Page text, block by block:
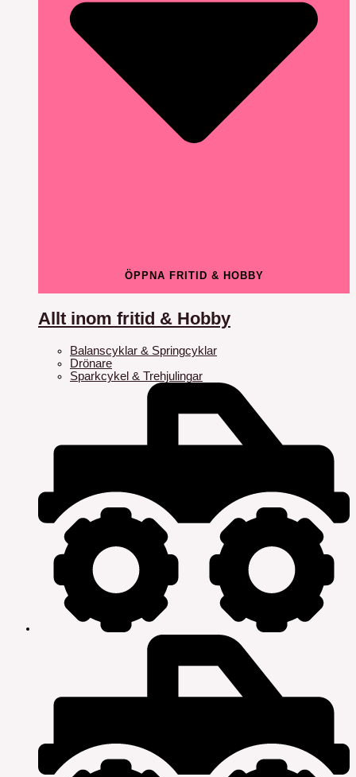
ÖPPNA FRITID & HOBBY
Allt inom fritid & Hobby
Balanscyklar & Springcyklar
Drönare
Sparkcykel & Trehjulingar